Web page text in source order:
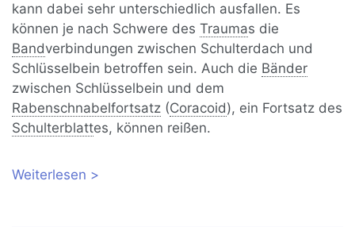
kann dabei sehr unterschiedlich ausfallen. Es
können je nach Schwere desTraumas die
Bandverbindungen zwischen Schulterdach und
Schlüsselbein betroffen sein. Auch die Bänder
zwischen Schlüsselbein und dem
Rabenschnabelfortsatz (Coracoid), ein Fortsatz des
Schulterblattes, können reißen.
Weiterlesen über Schultereckgelenksprengung: